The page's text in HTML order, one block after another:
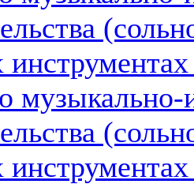
музыкально-